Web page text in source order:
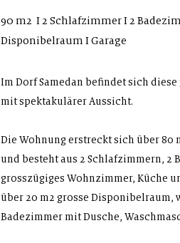
90 m2 I 2 Schlafzimmer I 2
Disponibelraum I Garage
Im Dorf Samedan befindet sich
mit spektakulärer Aussicht.
Die Wohnung erstreckt sich über 80
und besteht aus 2 Schlafzimmern, 2
grosszügiges Wohnzimmer, Küche
über 20 m2 grosse Disponibelraum,
Badezimmer mit Dusche,